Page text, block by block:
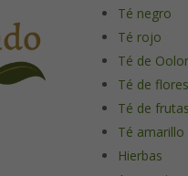
Té negro
Té rojo
Té de
Té de flores
Té de frutas
Té amarillo
Hierbas